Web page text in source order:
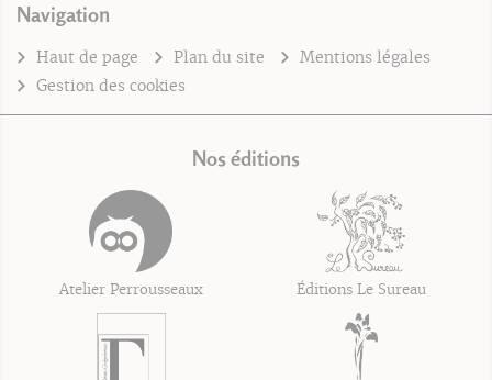
Navigation
Haut de page Plan du site
Mentions légales
Gestion des cookies
Nos éditions
Atelier Perrousseaux Éditions Le Sureau